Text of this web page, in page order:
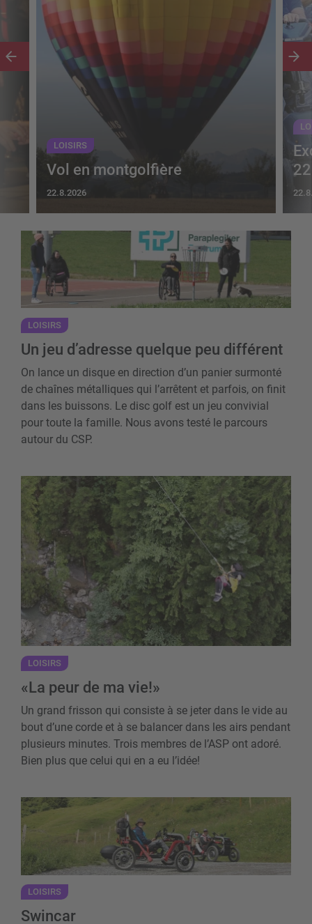
LOISIRS
Vol en montgolfière
22.8.2026
Un jeu d’adresse quelque peu différent
LOISIRS
Un jeu d’adresse quelque peu différent
On lance un disque en direction d’un panier surmonté
de chaînes métalliques qui l’arrêtent et parfois, on finit
dans les buissons. Le disc golf est un jeu convivial
pour toute la famille. Nous avons testé le parcours
autour du CSP.
«La peur de ma vie!»
LOISIRS
«La peur de ma vie!»
Un grand frisson qui consiste à se jeter dans le vide au
bout d’une corde et à se balancer dans les airs pendant
plusieurs minutes. Trois membres de l’ASP ont adoré.
Bien plus que celui qui en a eu l’idée!
Swincar
LOISIRS
Swincar